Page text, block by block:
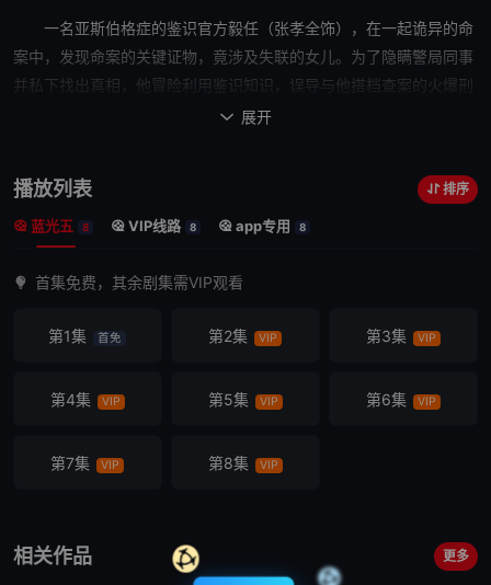
一名亚斯伯格症的鉴识官方毅任（张孝全饰），在一起诡异的命
案中，发现命案的关键证物，竟涉及失联的女儿。为了隐瞒警局同事
并私下找出真相，他冒险利用鉴识知识，误导与他搭档查案的火爆刑
警赵承宽（王识贤 饰） ，同时与握有重要线索的嗜血记者徐海茵
 展开
播放列表 排序
蓝光五 8 VIP线路 8 app专用 8
首集免费，其余剧集需VIP观看
第1集 首免 第2集 VIP 第3集 VIP
第4集 VIP 第5集 VIP 第6集 VIP
第7集 VIP 第8集 VIP
相关作品 更多